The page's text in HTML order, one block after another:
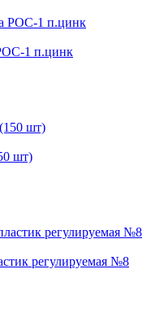
1 п.цинк
шт)
регулируемая №8